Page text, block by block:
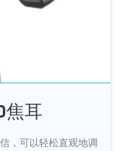
焦耳
，可以轻松直观地调